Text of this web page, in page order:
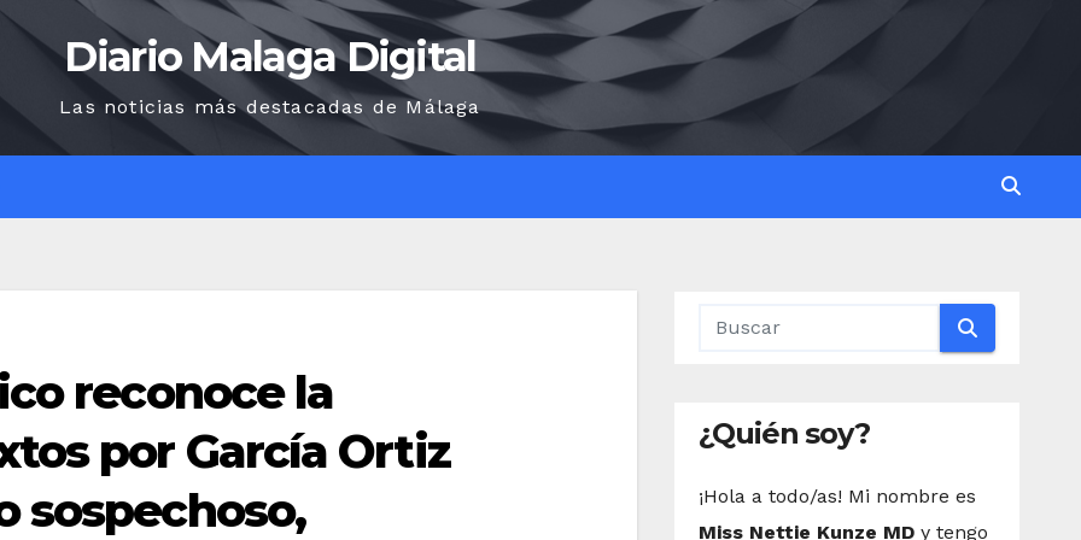
Diario Malaga Digital
Las noticias más destacadas de Málaga
reconoce la
por García Ortiz
sospechoso,
¿Quién soy?
¡Hola a todo/as! Mi nombre es
Miss Nettie Kunze MDy tengo